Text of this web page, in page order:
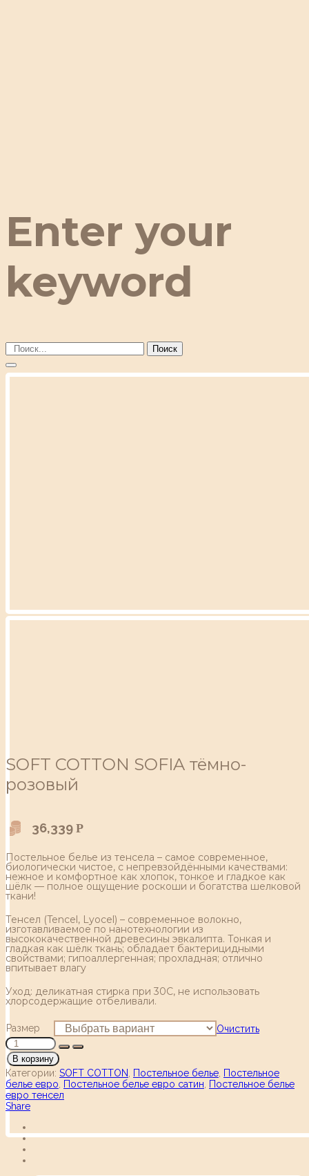
Enter your
keyword
Поиск
SOFT COTTON SOFIA тёмно-
розовый
36,339 Р
Постельное белье из тенсела – самое современное,
биологически чистое, с непревзойдёнными качествами:
нежное и комфортное как хлопок, тонкое и гладкое как
шёлк — полное ощущение роскоши и богатства шелковой
ткани!
Тенсел (Tencel, Lyocel) – современное волокно,
изготавливаемое по нанотехнологии из
высококачественной древесины эвкалипта. Тонкая и
гладкая как шёлк ткань; обладает бактерицидными
свойствами; гипоаллергенная; прохладная; отлично
впитывает влагу
Уход: деликатная стирка при 30С, не использовать
хлорсодержащие отбеливали.
Размер Очистить
В корзину
Категории: SOFT COTTON Постельное белье Постельное
белье евро
Постельное белье евро сатин
Постельное белье
евро тенсел
Share